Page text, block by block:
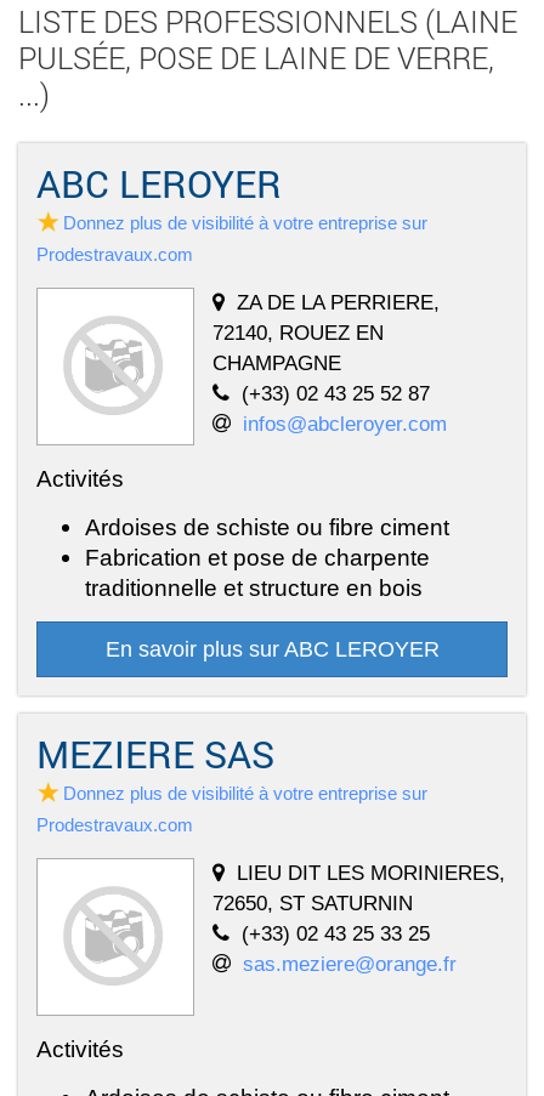
LISTE DES PROFESSIONNELS (LAINE
PULSÉE, POSE DE LAINE DE VERRE,
...)
ABC LEROYER
Donnez plus de visibilité à votre entreprise sur
Prodestravaux.com
ZA DE LA PERRIERE,
72140, ROUEZ EN
CHAMPAGNE
(+33) 02 43 25 52 87
infos@abcleroyer.com
Activités
Ardoises de schiste ou fibre ciment
Fabrication et pose de charpente
traditionnelle et structure en bois
En savoir plus sur ABC LEROYER
MEZIERE SAS
Donnez plus de visibilité à votre entreprise sur
Prodestravaux.com
LIEU DIT LES MORINIERES,
72650, ST SATURNIN
(+33) 02 43 25 33 25
sas.meziere@orange.fr
Activités